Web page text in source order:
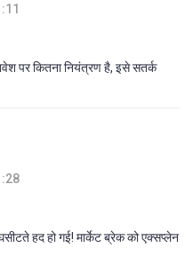
पर कितना नियंत्रण है, इसे सतर्क
हद हो गई! मार्केट ब्रेक को एक्सप्लेन